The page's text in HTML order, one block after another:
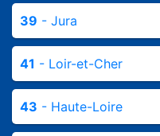
39 - Jura
41 - Loir-et-Cher
43 - Haute-Loire